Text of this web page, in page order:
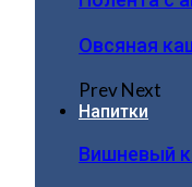
Овсяная
PrevNext
Напитки
Вишневый